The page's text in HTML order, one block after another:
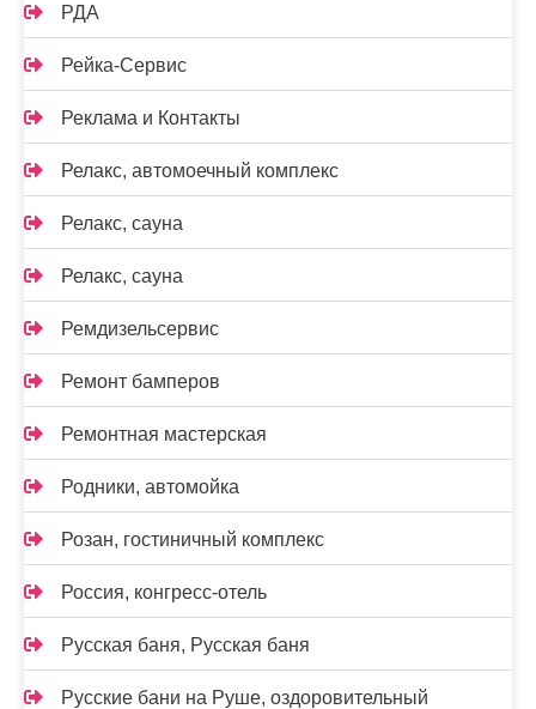
РДА
Рейка-Сервис
Реклама и Контакты
Релакс, автомоечный комплекс
Релакс, сауна
Релакс, сауна
Ремдизельсервис
Ремонт бамперов
Ремонтная мастерская
Родники, автомойка
Розан, гостиничный комплекс
Россия, конгресс-отель
Русская баня, Русская баня
Русские бани на Руше, оздоровительный